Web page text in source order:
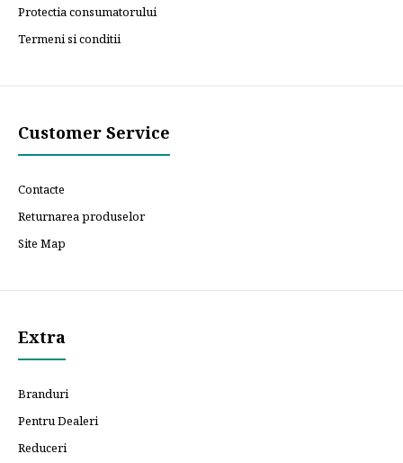
Protectia consumatorului
Termeni si conditii
Customer Service
Contacte
Returnarea produselor
Site Map
Extra
Branduri
Pentru Dealeri
Reduceri